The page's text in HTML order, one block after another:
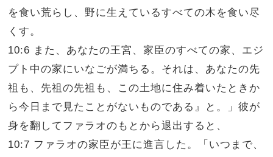
を食い荒らし、野に生えているすべての木を食い尽
くす。
10:6 また、あなたの王宮、家臣のすべての家、エジ
プト中の家にいなごが満ちる。それは、あなたの先
祖も、先祖の先祖も、この土地に住み着いたときか
ら今日まで見たことがないものである』と。」彼が
身を翻してファラオのもとから退出すると、
10:7 ファラオの家臣が王に進言した。「いつまで、